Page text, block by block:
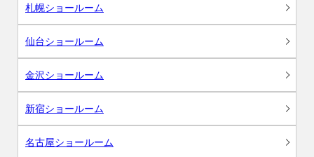
札幌ショールーム
仙台ショールーム
金沢ショールーム
新宿ショールーム
名古屋ショールーム